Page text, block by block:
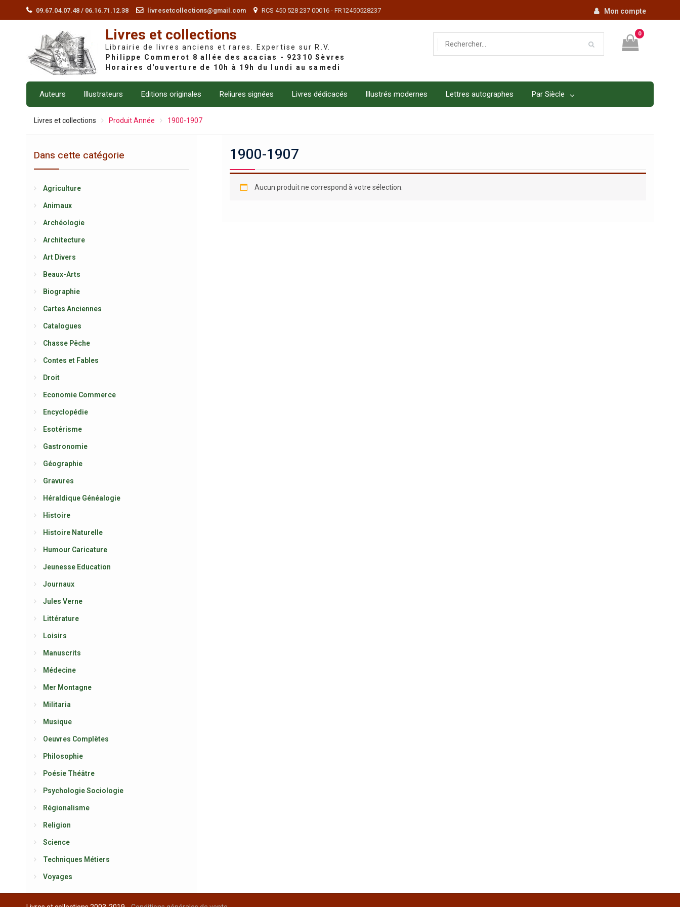
09.67.04.07.48 / 06.16.71.12.38 livresetcollections@gmail.com RCS 450 528 237 00016 - FR12450528237 Mon compte
Livres et collections
Librairie de livres anciens et rares. Expertise sur R.V.
0
Auteurs Illustrateurs Editions originales Reliures signées Livres dédicacés Illustrés modernes Lettres autographes Par Siècle
Livres et collections Produit Année 1900-1907
1900-1907
Aucun produit ne correspond à votre sélection.
Dans cette catégorie
Agriculture
Animaux
Archéologie
Architecture
Art Divers
Beaux-Arts
Biographie
Cartes Anciennes
Catalogues
Chasse Pêche
Contes et Fables
Droit
Economie Commerce
Encyclopédie
Esotérisme
Gastronomie
Géographie
Gravures
Héraldique Généalogie
Histoire
Histoire Naturelle
Humour Caricature
Jeunesse Education
Journaux
Jules Verne
Littérature
Loisirs
Manuscrits
Médecine
Mer Montagne
Militaria
Musique
Oeuvres Complètes
Philosophie
Poésie Théâtre
Psychologie Sociologie
Régionalisme
Religion
Science
Techniques Métiers
Voyages